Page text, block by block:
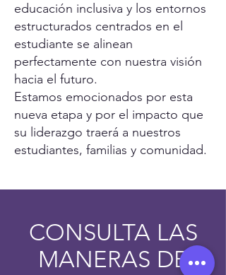
educación inclusiva y los entornos
estructurados centrados en el
estudiante se alinean
perfectamente con nuestra visión
hacia el futuro.
Estamos emocionados por esta
nueva etapa y por el impacto que
su liderazgo traerá a nuestros
estudiantes, familias y comunidad.
CONSULTA LAS
MANERAS DE